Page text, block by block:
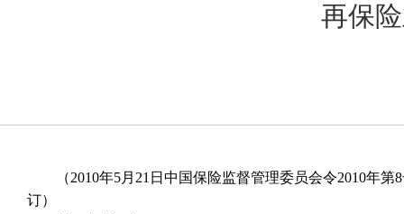
再保
（2010年5月21日中国保险监督管理委员会令2010年第8
订）